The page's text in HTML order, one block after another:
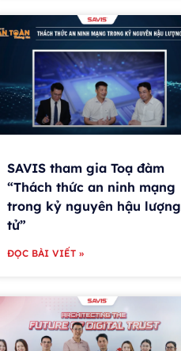
SAVIS tham gia Toạ đàm
“Thách thức an ninh mạng
trong kỷ nguyên hậu lượng
tử”
ĐỌC BÀI VIẾT »